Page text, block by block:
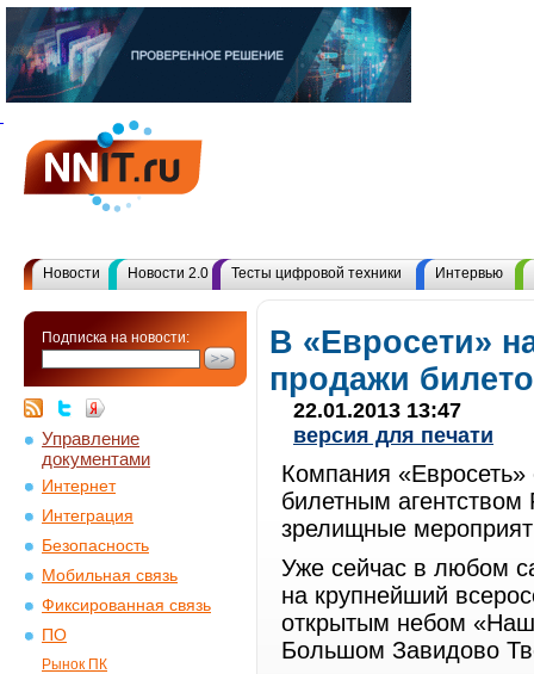
Новости Новости 2.0 Тесты цифровой техники Интервью
Подписка на новости:
Управление
документами
Интернет
Интеграция
Безопасность
Мобильная связь
Фиксированная связь
ПО
Рынок ПК
В «Евросети»
продажи
22.01.2013 13:47
версия для печати
Компания «Евросеть»
билетным
зрелищные
Уже сейчас в любом
на крупнейший
открытым небом
Большом Завидово